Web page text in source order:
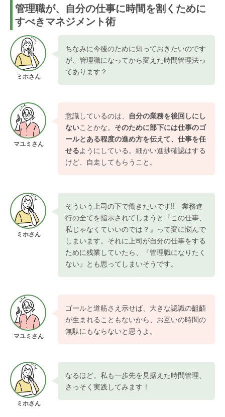
管理職が、自分の仕事に時間を割くために
すべきマネジメント術
ミホさん
ちなみに今後のために知っておきたいのです
が、管理職になってから変えた時間管理法っ
てあります？
マユミさん
意識しているのは、 自分の業務を後回しにし
ないことかな。 そのために部下には仕事のゴ
ールとある程度の進め方を伝えて、仕事を任
せるようにしている。細かい進捗確認はする
けど、自走してもらうこと。
ミホさん
そういう上司の下で働きたいです!! 業務進
行の全てを指示されてしまうと『この仕事、
私じゃなくていいのでは？』って変に悩んで
しまいます。それに上司が自分の仕事をする
ために残業していたら、『管理職になりたく
ない』とも思ってしまいそうです。
マユミさん
ゴールと道筋さえ示せば、大きな認識の齟齬
が生まれることもないから、お互いの時間の
無駄にもならないと思うよ。
ミホさん
なるほど。私も一歩先を見据えた時間管理、
さっそく実践してみます！